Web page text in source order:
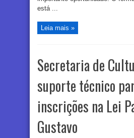
está ...
Leia mais »
Secretaria de
suporte técnico
inscrições na Lei
Gustavo